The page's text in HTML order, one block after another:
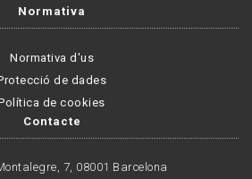
Normativa
Normativa d'us
de dades
de cookies
Contacte
7, 08001 Barcelona